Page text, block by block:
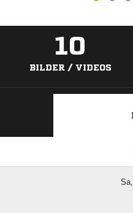
10
BILDER / VIDEOS